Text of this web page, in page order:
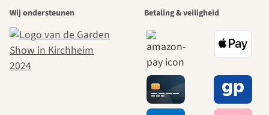
mooiste paden
naar onszelf
leidt door de
Wij ondersteunen Betaling & veiligheid